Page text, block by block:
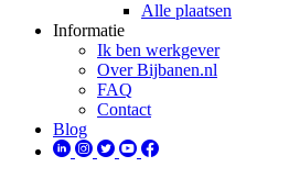
Alle plaatsen
Informatie
Ik ben werkgever
Over Bijbanen.nl
FAQ
Contact
Blog